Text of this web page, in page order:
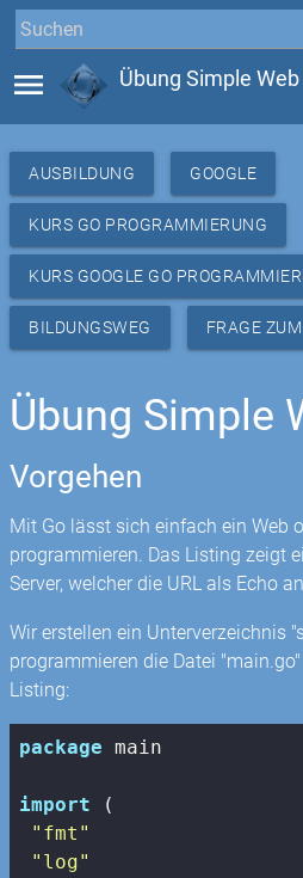
menu Übung Simple
AUSBILDUNG GOOGLE
KURS GO PROGRAMMIERUNG
KURS GOOGLE GO
BILDUNGSWEG FRAGE
Übung Simple
Vorgehen
Mit Go lässt sich einfach ein Web
programmieren. Das Listing zeigt
Server, welcher die URL als Echo
Wir erstellen ein Unterverzeichnis
programmieren die Datei
Listing:
package main
import (
"fmt"
"log"